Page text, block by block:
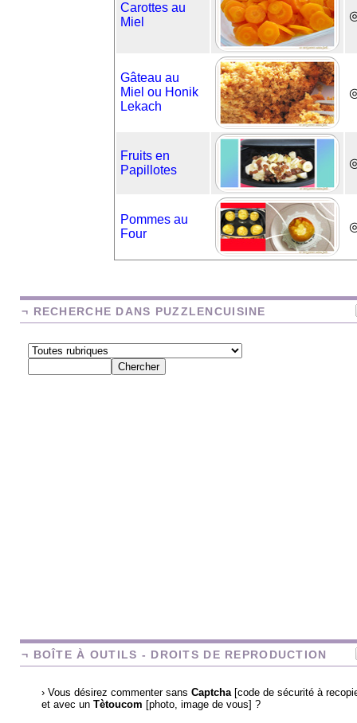
Carottes au
Miel
Gâteau au
Miel ou Honik
Lekach
Fruits en
Papillotes
Pommes au
Four
¬ RECHERCHE DANS PUZZLENCUISINE
¬ BOÎTE À OUTILS - DROITS DE REPRODUCTION
› Vous désirez commenter sans Captcha [code de sécurité à
et avec un Tètoucom [photo, image de vous] ?